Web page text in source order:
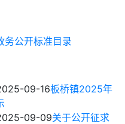
务公开标准目录
09-16板桥镇2025年
09-09关于公开征求